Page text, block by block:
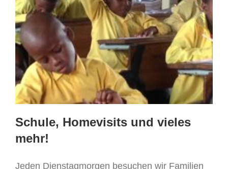
Schule, Homevisits und vieles
mehr!
Jeden Dienstagmorgen besuchen wir Familien